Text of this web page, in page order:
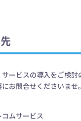
サービスの導入をご検
お問合せくださいませ。
ムサービス